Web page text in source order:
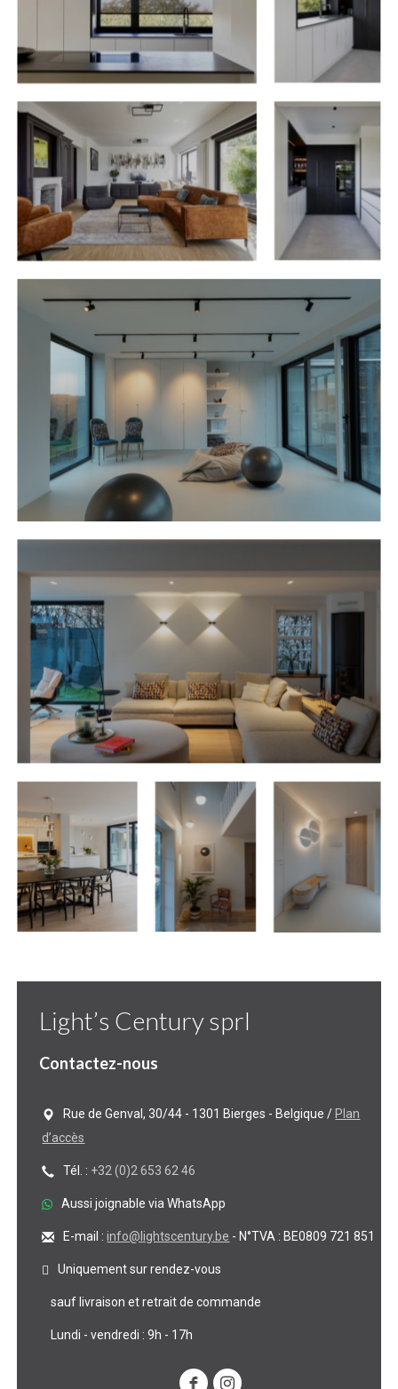
Light’s Century sprl
Contactez-nous
Rue de Genval, 30/44 - 1301 Bierges - Belgique / Plan
d’accès
Tél. : +32 (0)2 653 62 46
Aussi joignable via WhatsApp
E-mail :info@lightscentury.be - N°TVA : BE0809 721 851
Uniquement sur rendez-vous
sauf livraison et retrait de commande
Lundi - vendredi : 9h - 17h